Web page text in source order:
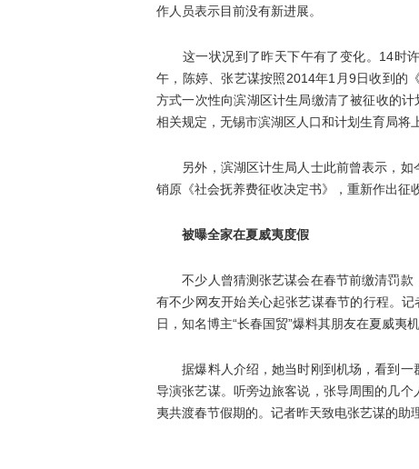
作人员表示目前没有新进展。
这一状况到了昨天下午有了变化。14时许
午，陈婷、张艺谋按照2014年1月9日收到的
方式一次性向滨湖区计生局缴清了被征收的
相关规定，无锡市滨湖区人口和计划生育局将
另外，滨湖区计生局人士此前曾表示，如
销原《社会抚养费征收决定书》，重新作出征
被曝全家在夏威夷度假
不少人曾猜测张艺谋会在春节前缴清罚款
有不少网友开始关心起张艺谋春节的行程。
日，知名博主“长春国贸”爆料其朋友在夏威夷
据爆料人介绍，她当时刚到机场，看到一
导演张艺谋。听旁边旅客说，张导周围的几
夷共渡春节假期的。记者昨天致电张艺谋的助